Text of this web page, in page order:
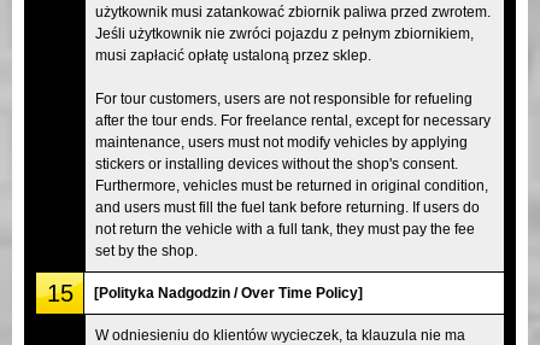
użytkownik musi zatankować zbiornik paliwa przed zwrotem.
Jeśli użytkownik nie zwróci pojazdu z pełnym zbiornikiem,
musi zapłacić opłatę ustaloną przez sklep.
For tour customers, users are not responsible for refueling
after the tour ends. For freelance rental, except for necessary
maintenance, users must not modify vehicles by applying
stickers or installing devices without the shop's consent.
Furthermore, vehicles must be returned in original condition,
and users must fill the fuel tank before returning. If users do
not return the vehicle with a full tank, they must pay the fee
set by the shop.
15 [Polityka Nadgodzin / Over Time Policy]
W odniesieniu do klientów wycieczek, ta klauzula nie ma